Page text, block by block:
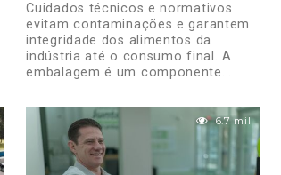
Cuidados técnicos e normativos
evitam contaminações e garantem
integridade dos alimentos da
indústria até o consumo final. A
embalagem é um componente...
6.7 mil